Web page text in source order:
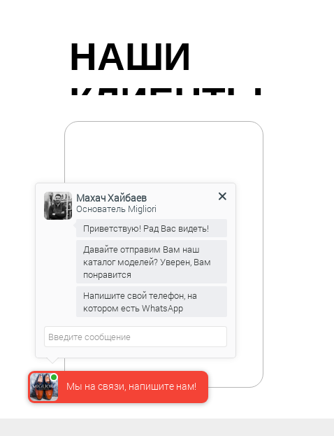
НАШИ
КЛИЕНТЫ
Мы на связи, напишите нам!
Махач Хайбаев
Основатель Migliori
Приветствую! Рад Вас видеть!
Давайте отправим Вам наш
каталог моделей? Уверен, Вам
понравится
Напишите свой телефон, на
котором есть WhatsApp